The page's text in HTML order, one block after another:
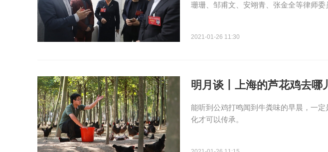
珊珊、邹甫文、安翊青、张金全等律师
2021-01-26 11:30
明月谈丨上海的芦花鸡去哪
能听到公鸡打鸣闻到牛粪味的早晨，一
化才可以传承。